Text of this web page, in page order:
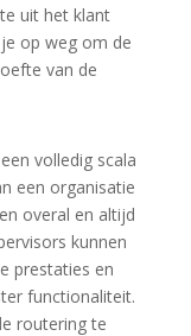
uit het klant
op weg om de
van de
volledig scala
een organisatie
overal en altijd
kunnen
prestaties en
functionaliteit.
routering te